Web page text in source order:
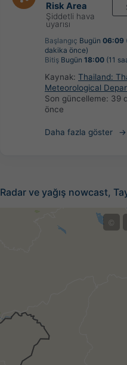
Risk Area
Şiddetli hava
uyarısı
Başlangıç Bugün 06:09
dakika önce)
Bitiş Bugün 18:00 (11
Kaynak: Thailand:
Meteorological
Son güncelleme: 39
önce
Daha fazla göster
Radar ve yağış nowcast,
©